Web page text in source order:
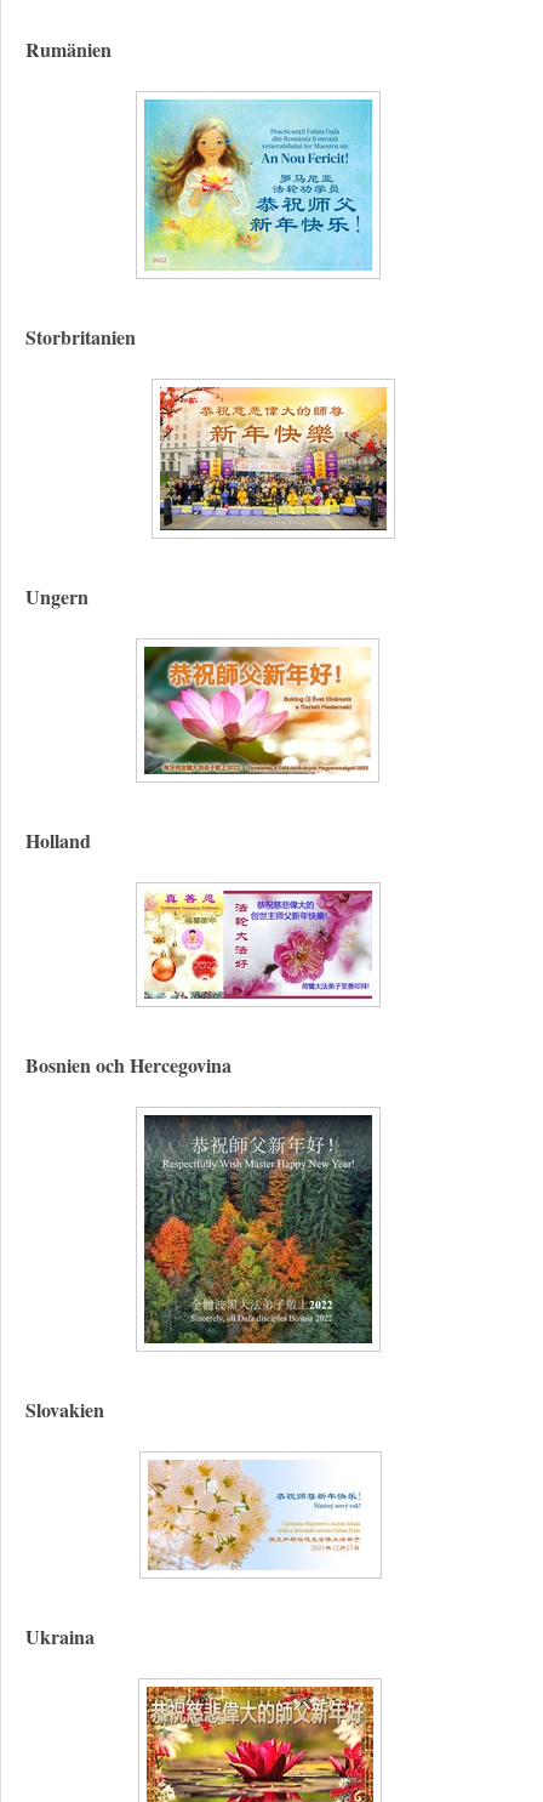
Rumänien
Storbritanien
Ungern
Holland
Bosnien och Hercegovina
Slovakien
Ukraina